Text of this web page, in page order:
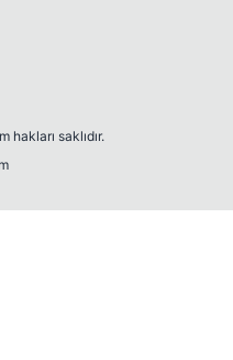
hakları saklıdır.